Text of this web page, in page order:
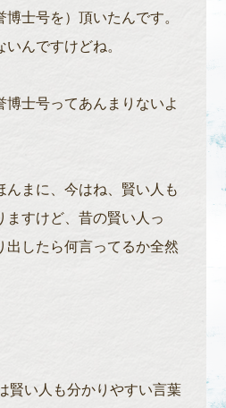
士号を）頂いたんです。
んですけどね。
博士号ってあんまりないよ
んまに、今はね、賢い人も
ますけど、昔の賢い人っ
出したら何言ってるか全然
賢い人も分かりやすい言葉